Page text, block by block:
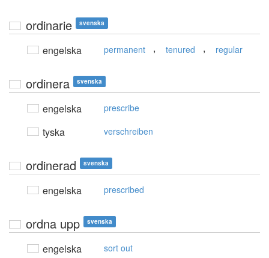
ordinarie svenska
engelska permanent , tenured , regular
ordinera svenska
engelska prescribe
tyska verschreiben
ordinerad svenska
engelska prescribed
ordna upp svenska
engelska sort out